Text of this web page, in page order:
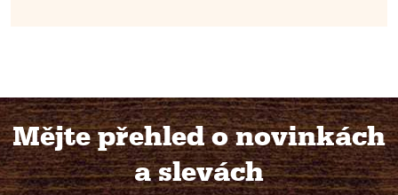
Z
Mějte přehled o novinkách
a slevách